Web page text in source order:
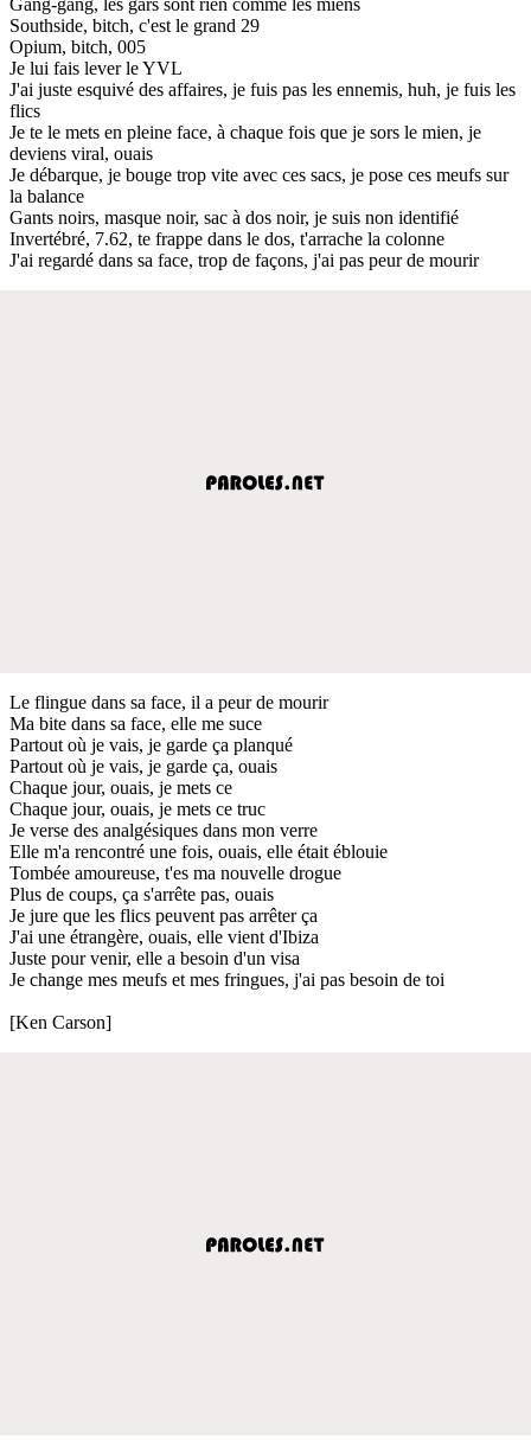
Southside, bitch, c'est le grand 29
Opium, bitch, 005
Je lui fais lever le YVL
J'ai juste esquivé des affaires, je fuis pas les ennemis, huh, je fuis les
flics
Je te le mets en pleine face, à chaque fois que je sors le mien, je
deviens viral, ouais
Je débarque, je bouge trop vite avec ces sacs, je pose ces meufs sur
la balance
Gants noirs, masque noir, sac à dos noir, je suis non identifié
Invertébré, 7.62, te frappe dans le dos, t'arrache la colonne
J'ai regardé dans sa face, trop de façons, j'ai pas peur de mourir
Le flingue dans sa face, il a peur de mourir
Ma bite dans sa face, elle me suce
Partout où je vais, je garde ça planqué
Partout où je vais, je garde ça, ouais
Chaque jour, ouais, je mets ce
Chaque jour, ouais, je mets ce truc
Je verse des analgésiques dans mon verre
Elle m'a rencontré une fois, ouais, elle était éblouie
Tombée amoureuse, t'es ma nouvelle drogue
Plus de coups, ça s'arrête pas, ouais
Je jure que les flics peuvent pas arrêter ça
J'ai une étrangère, ouais, elle vient d'Ibiza
Juste pour venir, elle a besoin d'un visa
Je change mes meufs et mes fringues, j'ai pas besoin de toi
[Ken Carson]